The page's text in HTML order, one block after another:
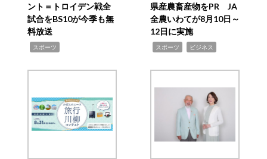
ント＝トロイデン戦全
試合をBS10が今季も無
料放送
スポーツ
県産農畜産物をPR JA
全農いわてが8月10日～
12日に実施
スポーツ ビジネス